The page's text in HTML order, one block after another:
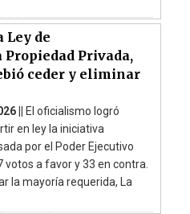
Ley de
Privada,
ceder y eliminar
|| El oficialismo logró
en ley la iniciativa
por el Poder Ejecutivo
votos a favor y 33 en contra.
la mayoría requerida, La